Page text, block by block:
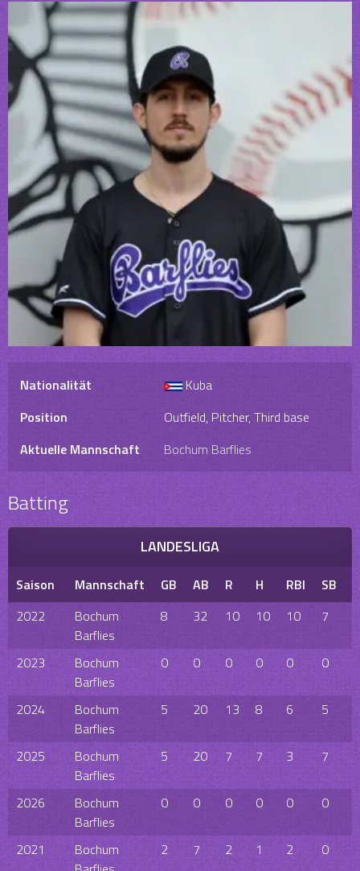
Nationalität
Kuba
Position
Outfield, Pitcher, Third base
Aktuelle Mannschaft
Bochum Barflies
Batting
LANDESLIGA
Saison Mannschaft GB AB R H RBI SB
2022
Bochum
Barflies
8 32 10 10 10 7 3
2023
Bochum
Barflies
0 0 0 0 0 0 0
2024
Bochum
Barflies
5 20 13 8 6 5 6
2025
Bochum
Barflies
5 20 7 7 3 7 4
2026
Bochum
Barflies
0 0 0 0 0 0
2021
Bochum
2 7 2 1 2 0 2